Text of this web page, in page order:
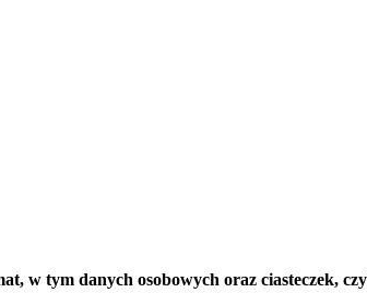
w tym danych osobowych oraz ciasteczek,